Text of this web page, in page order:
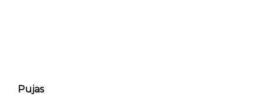
Pujas